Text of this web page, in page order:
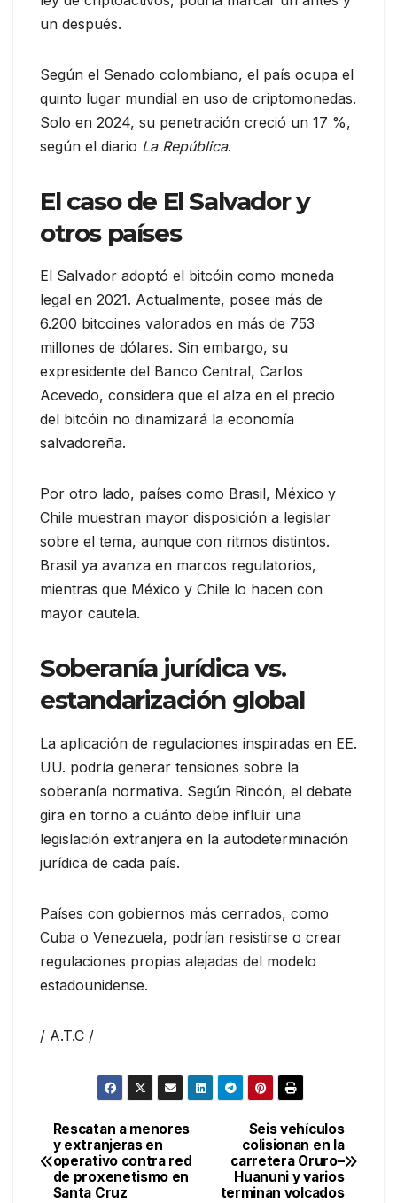
un después.
Según el Senado colombiano, el país ocupa el
quinto lugar mundial en uso de criptomonedas.
Solo en 2024, su penetración creció un 17 %,
según el diario La República.
El caso de El Salvador y
otros países
El Salvador adoptó el bitcóin como moneda
legal en 2021. Actualmente, posee más de
6.200 bitcoines valorados en más de 753
millones de dólares. Sin embargo, su
expresidente del Banco Central, Carlos
Acevedo, considera que el alza en el precio
del bitcóin no dinamizará la economía
salvadoreña.
Por otro lado, países como Brasil, México y
Chile muestran mayor disposición a legislar
sobre el tema, aunque con ritmos distintos.
Brasil ya avanza en marcos regulatorios,
mientras que México y Chile lo hacen con
mayor cautela.
Soberanía jurídica vs.
estandarización global
La aplicación de regulaciones inspiradas en EE.
UU. podría generar tensiones sobre la
soberanía normativa. Según Rincón, el debate
gira en torno a cuánto debe influir una
legislación extranjera en la autodeterminación
jurídica de cada país.
Países con gobiernos más cerrados, como
Cuba o Venezuela, podrían resistirse o crear
regulaciones propias alejadas del modelo
estadounidense.
/ A.T.C /
Navegación
de
Seis vehículos
colisionan en la
carretera Oruro–
Huanuni y varios
terminan volcados
Rescatan a menores
y extranjeras en
operativo contra red
de proxenetismo en
Santa Cruz